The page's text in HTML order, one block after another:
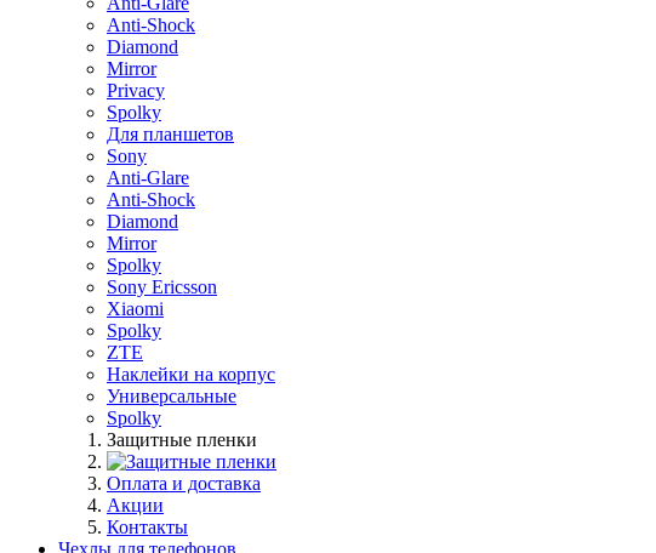
Anti-Shock
Diamond
Mirror
Privacy
Spolky
Для планшетов
Sony
Anti-Glare
Anti-Shock
Diamond
Mirror
Spolky
Sony Ericsson
Xiaomi
Spolky
ZTE
Наклейки на корпус
Универсальные
Spolky
Защитные пленки
Оплата и доставка
Акции
Контакты